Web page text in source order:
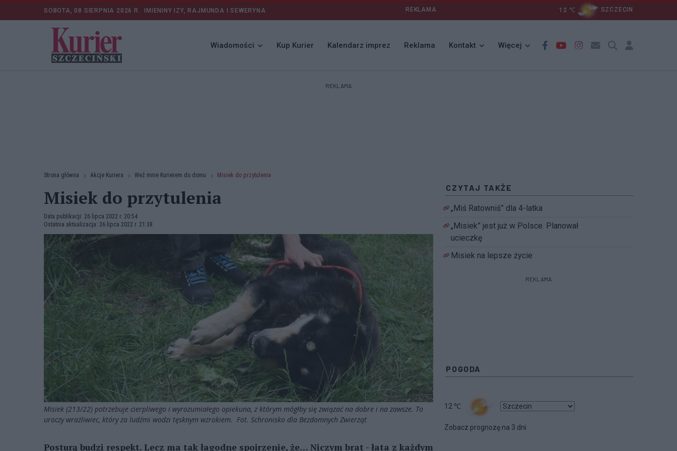
SOBOTA, 08 SIERPNIA 2026 R. IMIENINY IZY, RAJMUNDA I SEWERYNA REKLAMA 12 ℃ SZCZECIN
Wiadomości Kup Kurier Kalendarz imprez Reklama Kontakt Więcej
REKLAMA
Strona główna Akcje Kuriera Weź mnie Kurierem do domu Misiek do przytulenia
Misiek do przytulenia
Data publikacji: 26 lipca 2022 r. 20:54
Ostatnia aktualizacja: 26 lipca 2022 r. 21:38
Misiek (213/22) potrzebuje cierpliwego i wyrozumiałego opiekuna, z którym mógłby się związać na dobre i na zawsze. To
uroczy wrażliwiec, który za ludźmi wodzi tęsknym wzrokiem. Fot. Schronisko dla Bezdomnych Zwierząt
Posturą budzi respekt. Lecz ma tak łagodne spojrzenie, że… Niczym brat - łata z każdym
CZYTAJ TAKŻE
„Miś Ratowniś” dla 4-latka
„Misiek” jest już w Polsce. Planował
ucieczkę
Misiek na lepsze życie
REKLAMA
POGODA
12 ℃
Zobacz prognozę na 3 dni